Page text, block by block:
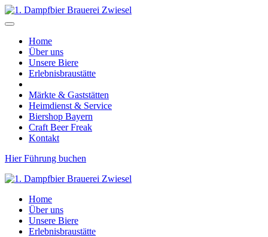
Home
Über uns
Unsere Biere
Erlebnisbraustätte
Märkte & Gaststätten
Heimdienst & Service
Biershop Bayern
Craft Beer Freak
Kontakt
Hier Führung buchen
Home
Über uns
Unsere Biere
Erlebnisbraustätte